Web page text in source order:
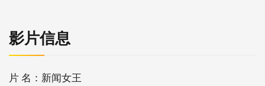
影片信息
片 名：新闻女王